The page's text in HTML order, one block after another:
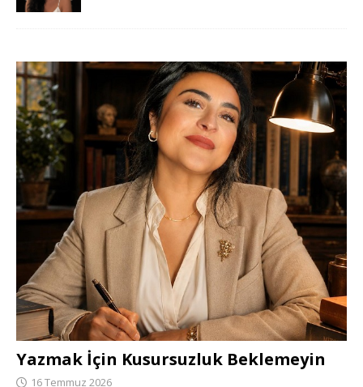
Yazmak İçin Kusursuzluk Beklemeyin
16 Temmuz 2026